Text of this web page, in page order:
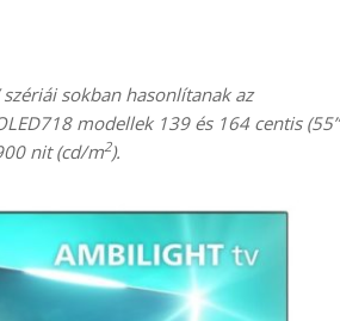
sokban hasonlítanak az
modellek 139 és 164 centis (55”
nit (cd/m2).